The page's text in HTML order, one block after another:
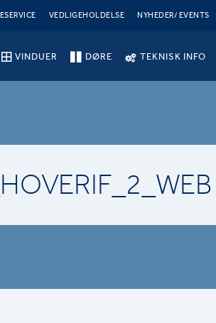
VEDLIGEHOLDELSE NYHEDER/ EVENTS
VINDUER DØRE TEKNISK INFO